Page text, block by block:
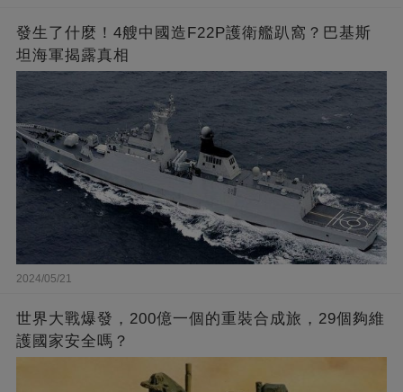
發生了什麼！4艘中國造F22P護衛艦趴窩？巴基斯
坦海軍揭露真相
2024/05/21
世界大戰爆發，200億一個的重裝合成旅，29個夠維
護國家安全嗎？